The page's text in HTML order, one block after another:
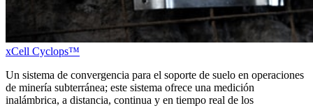
xCell Cyclops™
Un sistema de convergencia para el soporte de suelo en operaciones
de minería subterránea; este sistema ofrece una medición
inalámbrica, a distancia, continua y en tiempo real de los